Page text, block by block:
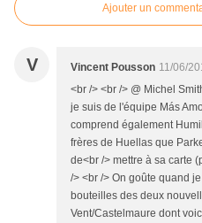
Ajouter un
V Vincent Pousson 11/06/
<br /> <br /> @ Michel
je suis de l'équipe Más
comprend également
frères de Huellas que
de<br /> mettre à sa carte
/> <br /> On goûte quand
bouteilles des deux
Vent/Castelmaure dont